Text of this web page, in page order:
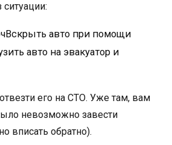
авто при помощи
авто на эвакуатор и
его на СТО. Уже там, вам
невозможно завести
вписать обратно).